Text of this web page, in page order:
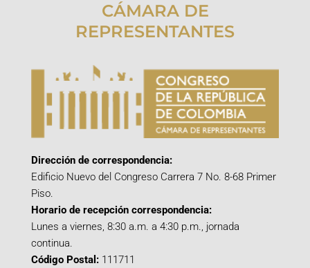
CÁMARA DE
REPRESENTANTES
Dirección de correspondencia:
Edificio Nuevo del Congreso Carrera 7 No. 8-68 Primer
Piso.
Horario de recepción correspondencia:
Lunes a viernes, 8:30 a.m. a 4:30 p.m., jornada
continua.
Código Postal: 111711